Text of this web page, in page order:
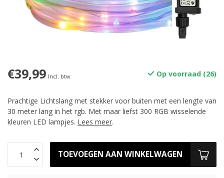
€39,99 Incl. btw Op voorraad (26)
Prachtige Lichtslang met stekker voor buiten met een lengte van
30 meter lang in het rgb. Met maar liefst 300 RGB wisselende
kleuren LED lampjes. Lees meer.
TOEVOEGEN AAN WINKELWAGEN